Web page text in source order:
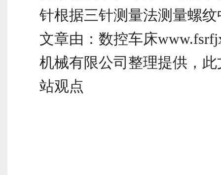
针根据三针测量法测量螺纹
文章由：数控车床
机械有限公司整理提供，
站观点